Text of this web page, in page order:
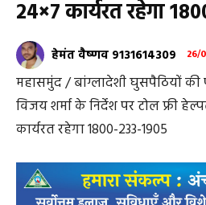
24×7 कार्यरत रहेगा
हेमंत वैष्णव 9131614309 26/
महासमुंंद / बांग्लादेशी घुसपैठियों की
विजय शर्मा के निर्देश पर टोल फ्री
कार्यरत रहेगा 1800-233-1905